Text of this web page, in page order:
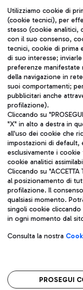
Seguici sui
Aeroporti di Roma
coordinamento di
Codice fiscale e
IVA 06572251004
Capitale sociale
Sede legale: Via Pier
telefono +39 06 65951
Privacy policy
Utilizziamo cookie di
(cookie tecnici), per
stesso (cookie analitici,
con il suo consenso,
tecnici, cookie di prima
di suo interesse;
preferenze manifestate
della navigazione in
suoi comportamenti;
pubblicitari anche
profilazione).
Cliccando su
"X" in alto a destra in
all'uso dei cookie che
impostazioni di default,
esclusivamente i
cookie analitici
Cliccando su
al posizionamento di
profilazione. Il
qualsiasi momento.
singoli cookie cliccando
in ogni momento dal
Consulta la nostra
PROSEGUI